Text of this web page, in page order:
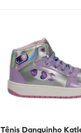
Tênis Danguinho